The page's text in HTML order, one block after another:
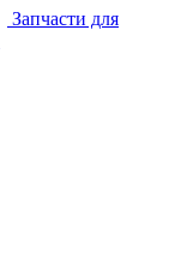
Запчасти для